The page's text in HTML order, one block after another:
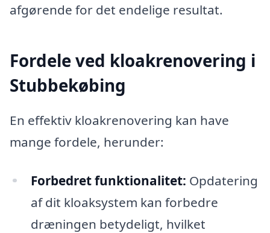
afgørende for det endelige resultat.
Fordele ved kloakrenovering i
Stubbekøbing
En effektiv kloakrenovering kan have
mange fordele, herunder:
Forbedret funktionalitet: Opdatering
af dit kloaksystem kan forbedre
dræningen betydeligt, hvilket